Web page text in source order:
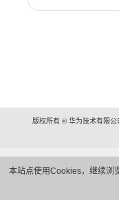
本站点使用Cookies，继续浏
版权所有 © 华为技术有限